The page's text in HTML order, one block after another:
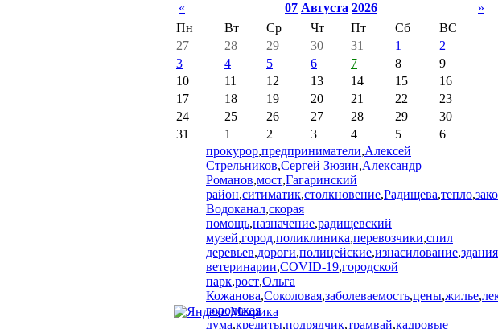
«
07 Августа 2026
»
Пн
Вт Ср Чт Пт Сб
ВС
27
28 29 30 31 1
2
3
4 5 6 7 8
9
10
11 12 13 14 15
16
17
18 19 20 21 22
23
24
25 26 27 28 29
30
31
1 2 3 4 5
6
прокурор,предприниматели,Алексей
Стрельников,Сергей Зюзин,Александр
Романов,мост,Гагаринский
район,ситиматик,столкновение,Радищева,тепло,
Водоканал,скорая
помощь,назначение,радищевский
музей,город,поликлиника,перевозчики,спил
деревьев,дороги,полицейские,изнасилование,здания
ветеринарии,COVID-19,городской
парк,рост,Ольга
Кожанова,Соколовая,заболеваемость,цены,жилье,
городская
дума,кредиты,подрядчик,трамвай,кадровые